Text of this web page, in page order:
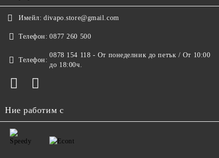
Имейл: divapo.store@gmail.com
Телефон: 0877 260 500
Телефон:
0878 154 118 - От понеделник до петък / От 10:00
до 18:00ч.
Ние работим с